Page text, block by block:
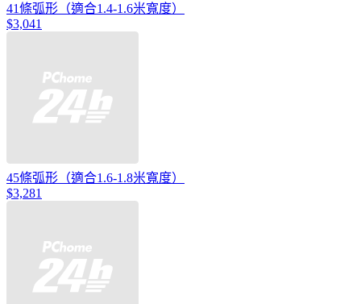
41條弧形（適合1.4-1.6米寬度）
$3,041
45條弧形（適合1.6-1.8米寬度）
$3,281